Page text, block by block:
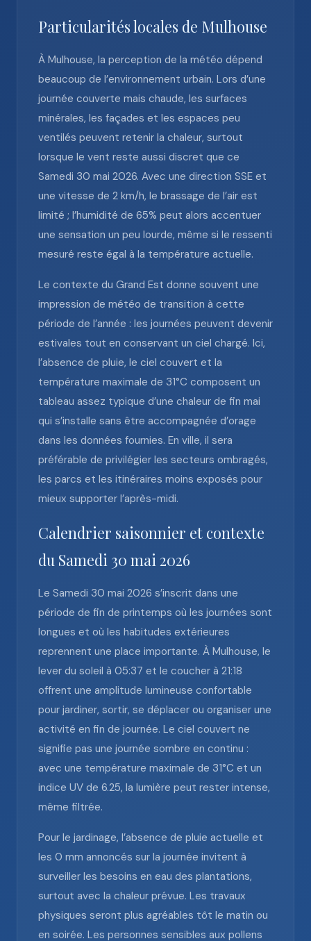
Particularités locales de Mulhouse
À Mulhouse, la perception de la météo dépend
beaucoup de l’environnement urbain. Lors d’une
journée couverte mais chaude, les surfaces
minérales, les façades et les espaces peu
ventilés peuvent retenir la chaleur, surtout
lorsque le vent reste aussi discret que ce
Samedi 30 mai 2026. Avec une direction SSE et
une vitesse de 2 km/h, le brassage de l’air est
limité ; l’humidité de 65% peut alors accentuer
une sensation un peu lourde, même si le ressenti
mesuré reste égal à la température actuelle.
Le contexte du Grand Est donne souvent une
impression de météo de transition à cette
période de l’année : les journées peuvent devenir
estivales tout en conservant un ciel chargé. Ici,
l’absence de pluie, le ciel couvert et la
température maximale de 31°C composent un
tableau assez typique d’une chaleur de fin mai
qui s’installe sans être accompagnée d’orage
dans les données fournies. En ville, il sera
préférable de privilégier les secteurs ombragés,
les parcs et les itinéraires moins exposés pour
mieux supporter l’après-midi.
Calendrier saisonnier et contexte
du Samedi 30 mai 2026
Le Samedi 30 mai 2026 s’inscrit dans une
période de fin de printemps où les journées sont
longues et où les habitudes extérieures
reprennent une place importante. À Mulhouse, le
lever du soleil à 05:37 et le coucher à 21:18
offrent une amplitude lumineuse confortable
pour jardiner, sortir, se déplacer ou organiser une
activité en fin de journée. Le ciel couvert ne
signifie pas une journée sombre en continu :
avec une température maximale de 31°C et un
indice UV de 6.25, la lumière peut rester intense,
même filtrée.
Pour le jardinage, l’absence de pluie actuelle et
les 0 mm annoncés sur la journée invitent à
surveiller les besoins en eau des plantations,
surtout avec la chaleur prévue. Les travaux
physiques seront plus agréables tôt le matin ou
en soirée. Les personnes sensibles aux pollens